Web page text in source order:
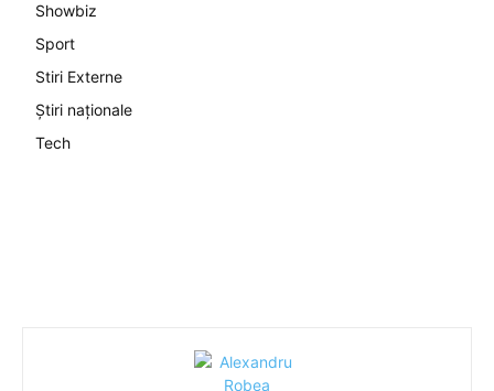
Showbiz
Sport
Stiri Externe
Știri naționale
Tech